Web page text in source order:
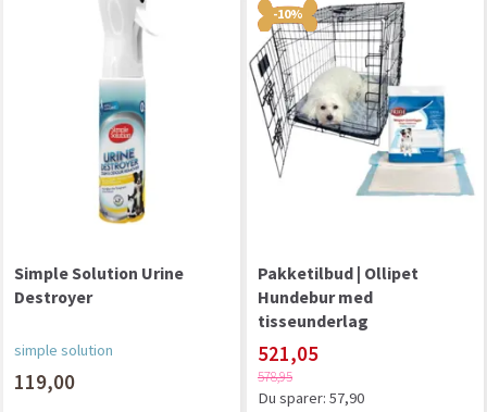
Simple Solution Urine
Destroyer
simple solution
119,00
-10%
Pakketilbud | Ollipet
Hundebur med
tisseunderlag
521,05
578,95
Du sparer: 57,90